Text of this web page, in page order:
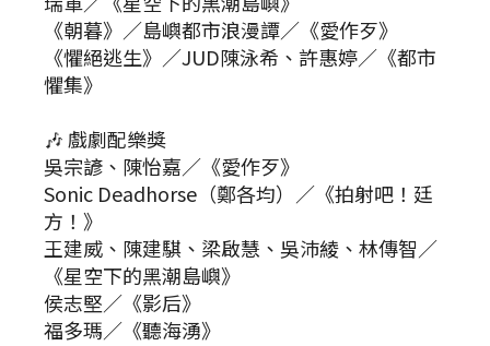
《朝暮》／島嶼都市浪漫譚／《愛作歹》
《懼絕逃生》／JUD陳泳希、許惠婷／《都市
懼集》
🎶 戲劇配樂獎
吳宗諺、陳怡嘉／《愛作歹》
Sonic Deadhorse（鄭各均）／《拍射吧！廷
方！》
王建威、陳建騏、梁啟慧、吳沛綾、林傳智／
《星空下的黑潮島嶼》
侯志堅／《影后》
福多瑪／《聽海湧》